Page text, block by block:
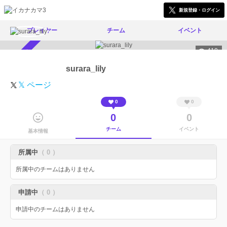
新規登録・ログイン
プレイヤー チーム イベント
410
surara_lily
𝕏 ページ
基本情報
0
0
チーム
0
0
イベント
所属中 （ 0 ）
所属中のチームはありません
申請中 （ 0 ）
申請中のチームはありません